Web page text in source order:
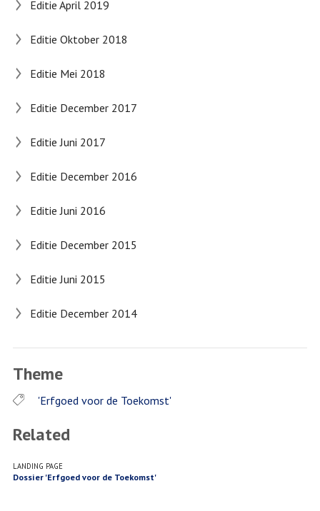
Editie April 2019
Editie Oktober 2018
Editie Mei 2018
Editie December 2017
Editie Juni 2017
Editie December 2016
Editie Juni 2016
Editie December 2015
Editie Juni 2015
Editie December 2014
Theme
'Erfgoed voor de Toekomst'
Related
LANDING PAGE
Dossier 'Erfgoed voor de Toekomst'